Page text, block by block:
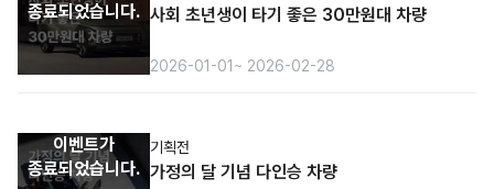
종료되었습니다. 사회 초년생이 타기 좋은 30만원대 차량
2026-01-01 ~ 2026-02-28
이벤트가
종료되었습니다.
기획전
가정의 달 기념 다인승 차량